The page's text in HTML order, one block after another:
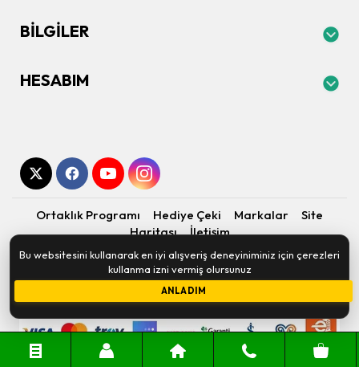
Bu websitesini kullanarak en iyi alışveriş deneyiniminiz için çerezleri
kullanma izni vermiş olursunuz
ANLADIM
BILGILER
HESABIM
Ortaklık Programı Hediye Çeki Markalar
Site
Haritası
İletişim
Kapıda Bilgisayar-Toner Hizmetleri © 2026 - Tüm Hakları
Saklıdır.
OpenCart- Geliştirici: